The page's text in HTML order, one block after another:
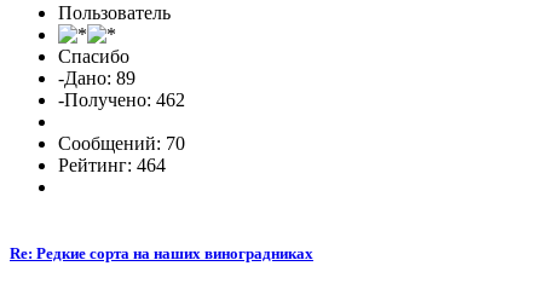
Пользователь
Спасибо
-Дано: 89
-Получено: 462
Сообщений: 70
Рейтинг: 464
Re: Редкие сорта на наших виноградниках